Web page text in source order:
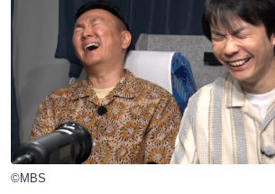
©MBS